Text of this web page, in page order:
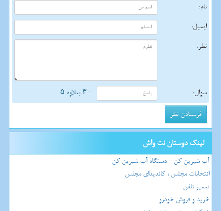
نام:
ایمیل:
نظر:
سوال: = ۳ بعلاوه ۵
لینک دوستان نت واش
آب شیرین کن - دستگاه آب شیرین کن
انتخابات مجلس ، کاندیدای مجلس
تعمیر تلفن
خرید و فروش خودرو